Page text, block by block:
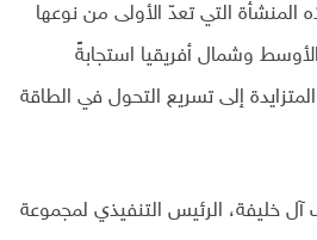
التي تعدّ الأولى من نوعها
وشمال أفريقيا استجابةً
المتزايدة إلى تسريع التحول في الطاقة
آل خليفة، الرئيس التنفيذي لمجموعة